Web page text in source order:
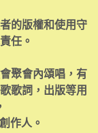
的版權和使用守
任。
聚會內頌唱，有
歌詞，出版等用
作人。